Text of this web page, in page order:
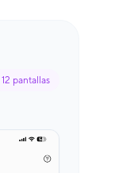
12 pantallas